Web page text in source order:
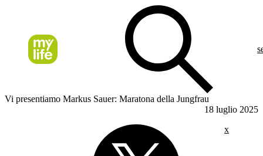
Vi presentiamo Markus Sauer: Maratona della Jungfrau
18 luglio 2025
x